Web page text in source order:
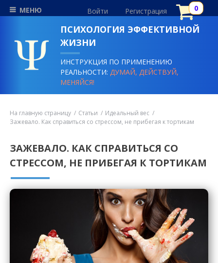
МЕНЮ Войти Регистрация
ПСИХОЛОГИЯ ЭФФЕКТИВНОЙ
ЖИЗНИ
ИНСТРУКЦИЯ ПО ПРИМЕНЕНИЮ
РЕАЛЬНОСТИ:ДУМАЙ, ДЕЙСТВУЙ,
МЕНЯЙСЯ!
На главную страницу Статьи
Идеальный вес
Зажевало. Как справиться со стрессом, не прибегая к тортикам
ЗАЖЕВАЛО. КАК СПРАВИТЬСЯ СО
СТРЕССОМ, НЕ ПРИБЕГАЯ К ТОРТИКАМ